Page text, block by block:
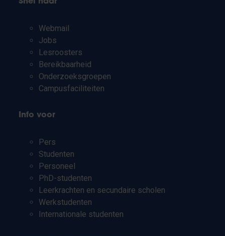
Webmail
Jobs
Lesroosters
Bereikbaarheid
Onderzoeksgroepen
Campusfaciliteiten
Info voor
Pers
Studenten
Personeel
PhD-studenten
Leerkrachten en secundaire scholen
Werkstudenten
Internationale studenten